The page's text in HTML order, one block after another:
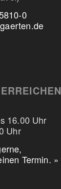
0
16.00 Uhr
Uhr
Termin. »